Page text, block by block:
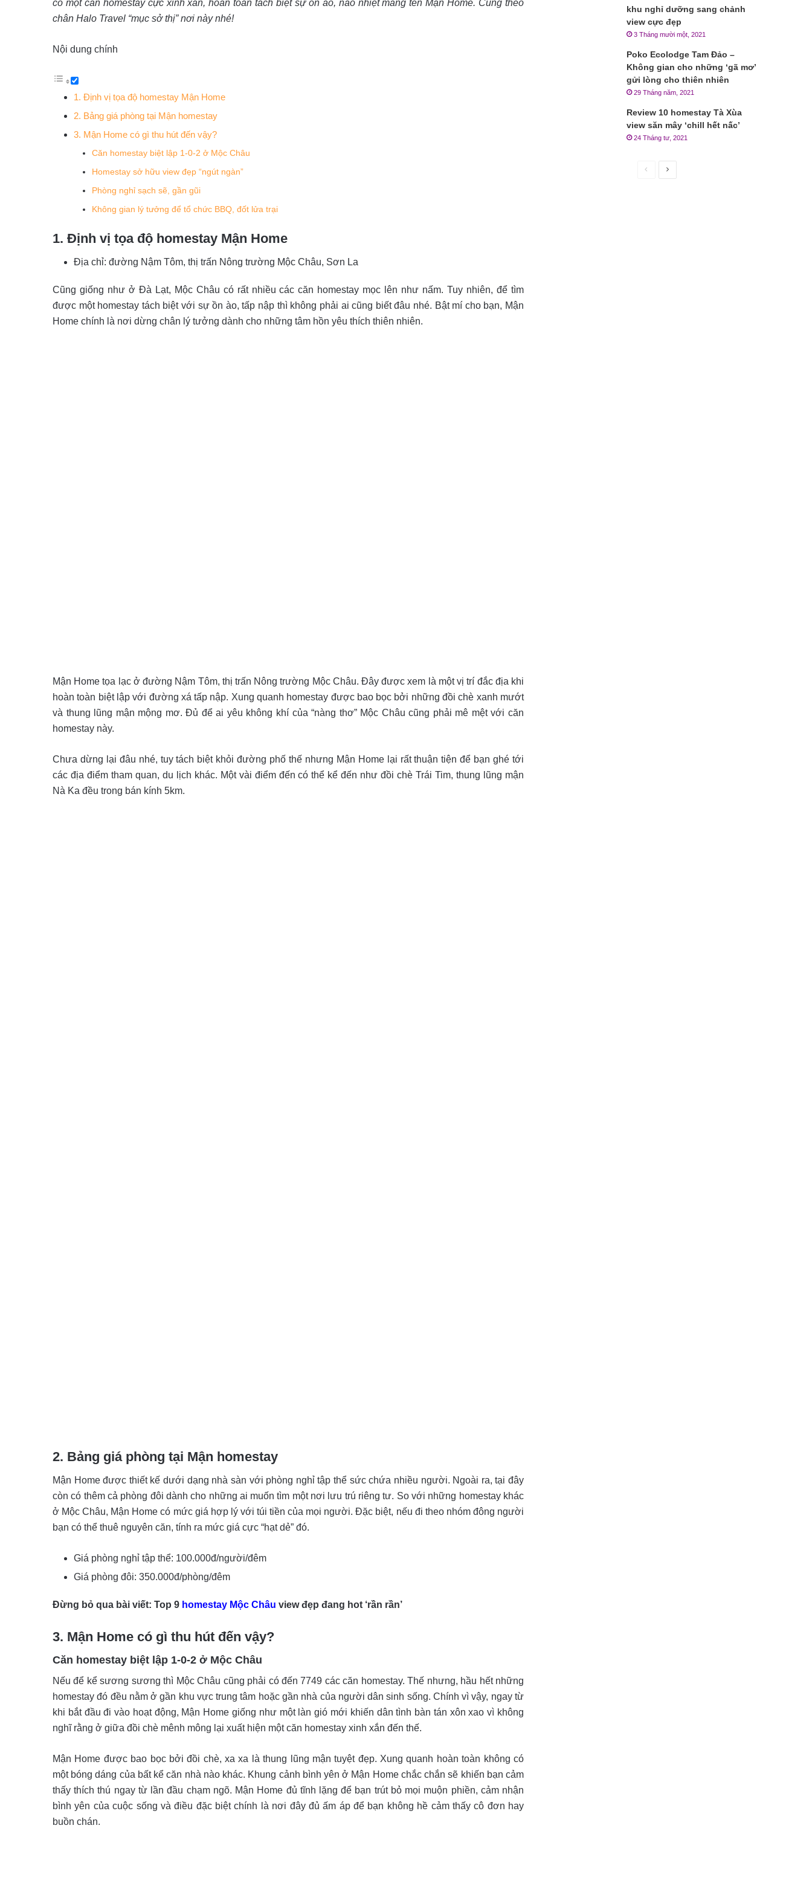
có một căn homestay cực xinh xắn, hoàn toàn tách biệt sự ồn ào, náo nhiệt mang tên Mận Home. Cùng theo
chân Halo Travel “mục sở thị” nơi này nhé!
Nội dung chính
1. Định vị tọa độ homestay Mận Home
2. Bảng giá phòng tại Mận homestay
3. Mận Home có gì thu hút đến vậy?
Căn homestay biệt lập 1-0-2 ở Mộc Châu
Homestay sở hữu view đẹp “ngút ngàn”
Phòng nghỉ sạch sẽ, gần gũi
Không gian lý tưởng để tổ chức BBQ, đốt lửa trại
1. Định vị tọa độ homestay Mận Home
Địa chỉ: đường Nậm Tôm, thị trấn Nông trường Mộc Châu, Sơn La
Cũng giống như ở Đà Lạt, Mộc Châu có rất nhiều các căn homestay mọc lên như nấm. Tuy nhiên, để tìm
được một homestay tách biệt với sự ồn ào, tấp nập thì không phải ai cũng biết đâu nhé. Bật mí cho bạn, Mận
Home chính là nơi dừng chân lý tưởng dành cho những tâm hồn yêu thích thiên nhiên.
Mận Home tọa lạc ở đường Nậm Tôm, thị trấn Nông trường Mộc Châu. Đây được xem là một vị trí đắc địa khi
hoàn toàn biệt lập với đường xá tấp nập. Xung quanh homestay được bao bọc bởi những đồi chè xanh mướt
và thung lũng mận mộng mơ. Đủ để ai yêu không khí của “nàng thơ” Mộc Châu cũng phải mê mệt với căn
homestay này.
Chưa dừng lại đâu nhé, tuy tách biệt khỏi đường phố thế nhưng Mận Home lại rất thuận tiện để bạn ghé tới
các địa điểm tham quan, du lịch khác. Một vài điểm đến có thể kể đến như đồi chè Trái Tim, thung lũng mận
Nà Ka đều trong bán kính 5km.
2. Bảng giá phòng tại Mận homestay
Mận Home được thiết kế dưới dạng nhà sàn với phòng nghỉ tập thể sức chứa nhiều người. Ngoài ra, tại đây
còn có thêm cả phòng đôi dành cho những ai muốn tìm một nơi lưu trú riêng tư. So với những homestay khác
ở Mộc Châu, Mận Home có mức giá hợp lý với túi tiền của mọi người. Đặc biệt, nếu đi theo nhóm đông người
bạn có thể thuê nguyên căn, tính ra mức giá cực “hạt dẻ” đó.
Giá phòng nghỉ tập thể: 100.000đ/người/đêm
Giá phòng đôi: 350.000đ/phòng/đêm
Đừng bỏ qua bài viết: Top 9 homestay Mộc Châu view đẹp đang hot ‘rần rần’
3. Mận Home có gì thu hút đến vậy?
Căn homestay biệt lập 1-0-2 ở Mộc Châu
Nếu để kể sương sương thì Mộc Châu cũng phải có đến 7749 các căn homestay. Thế nhưng, hầu hết những
homestay đó đều nằm ở gần khu vực trung tâm hoặc gần nhà của người dân sinh sống. Chính vì vậy, ngay từ
khi bắt đầu đi vào hoạt động, Mận Home giống như một làn gió mới khiến dân tình bàn tán xôn xao vì không
nghĩ rằng ở giữa đồi chè mênh mông lại xuất hiện một căn homestay xinh xắn đến thế.
Mận Home được bao bọc bởi đồi chè, xa xa là thung lũng mận tuyệt đẹp. Xung quanh hoàn toàn không có
một bóng dáng của bất kể căn nhà nào khác. Khung cảnh bình yên ở Mận Home chắc chắn sẽ khiến bạn cảm
thấy thích thú ngay từ lần đầu chạm ngõ. Mận Home đủ tĩnh lặng để bạn trút bỏ mọi muộn phiền, cảm nhận
bình yên của cuộc sống và điều đặc biệt chính là nơi đây đủ ấm áp để bạn không hề cảm thấy cô đơn hay
buồn chán.
khu nghỉ dưỡng sang chảnh
view cực đẹp
3 Tháng mười một, 2021
Poko Ecolodge Tam Đảo –
Không gian cho những ‘gã mơ’
gửi lòng cho thiên nhiên
29 Tháng năm, 2021
Review 10 homestay Tà Xùa
view săn mây ‘chill hết nấc’
24 Tháng tư, 2021
Trang